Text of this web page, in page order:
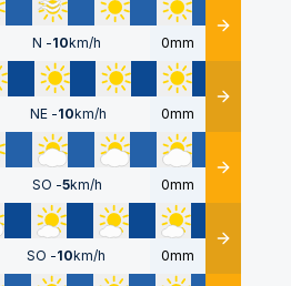
N -10km/h 0mm Détails
NE -10km/h 0mm Détails
SO -5km/h 0mm Détails
SO -10km/h 0mm Détails